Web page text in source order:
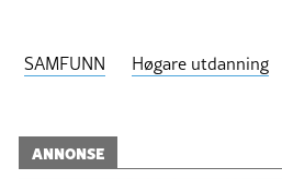
SAMFUNN Høgare utdanning
ANNONSE